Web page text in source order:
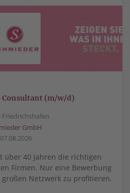
Consultant (m/w/d)
Friedrichshafen
GmbH
07.08.2026
über 40 Jahren die richtigen
Firmen. Nur eine Bewerbung
Netzwerk zu profitieren.